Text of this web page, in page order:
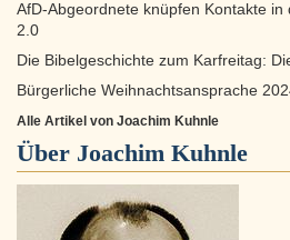
AfD-Abgeordnete knüpfen Kontakte in
2.0
Die Bibelgeschichte zum Karfreitag:
Bürgerliche Weihnachtsansprache
Alle Artikel von Joachim Kuhnle
Über Joachim Kuhnle